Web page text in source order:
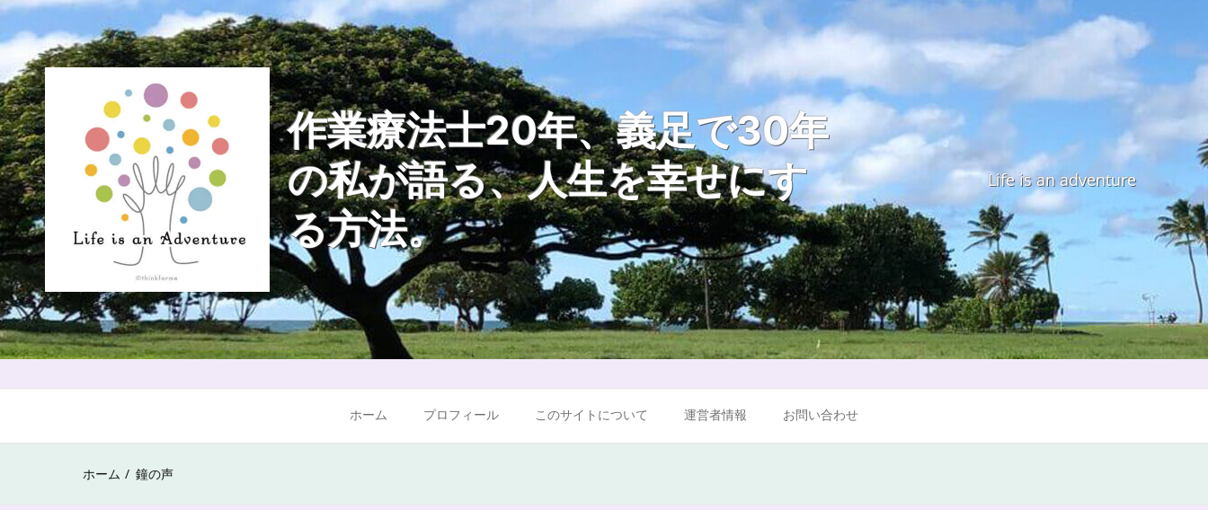
Skip
to
content
作業療法士20年、義足で30年
の私が語る、人生を幸せにす
る方法。
Life is an adventure
ホーム プロフィール このサイトについて 運営者情報 お問い合わせ
ホーム 鐘の声